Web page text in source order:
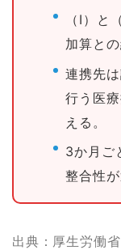
（Ⅰ）
加算と
連携先
行う医
える。
3か月ご
整合性
出典：厚生労働